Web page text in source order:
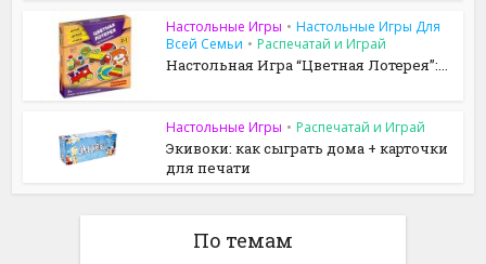
Настольные Игры • Настольные Игры Для
Всей Семьи • Распечатай и Играй
Настольная Игра “Цветная Лотерея”:...
Настольные Игры • Распечатай и Играй
Экивоки: как сыграть дома + карточки
для печати
По темам